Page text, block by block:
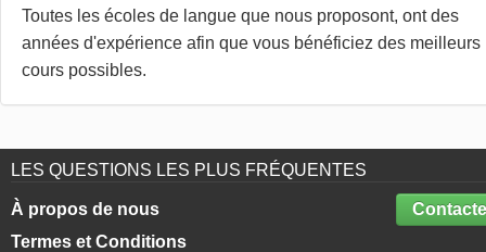
Toutes les écoles de langue que nous proposont, ont des
années d'expérience afin que vous bénéficiez des meilleurs
cours possibles.
LES QUESTIONS LES PLUS FRÉQUENTES
À propos de nous
Termes et Conditions